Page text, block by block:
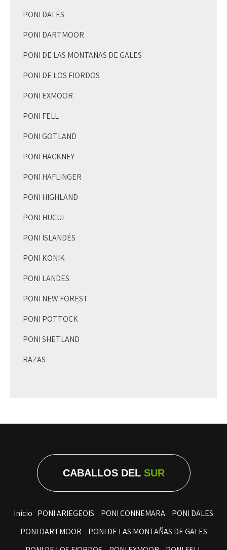
PONI DALES
PONI DARTMOOR
PONI DE LAS MONTAÑAS DE GALES
PONI DE LOS FIORDOS
PONI EXMOOR
PONI FELL
PONI GOTLAND
PONI HACKNEY
PONI HAFLINGER
PONI HIGHLAND
PONI HUCUL
PONI ISLANDÉS
PONI KONIK
PONI LANDES
PONI NEW FOREST
PONI POTTOCK
PONI SHETLAND
RAZAS
CABALLOS DEL SUR
Inicio PONI ARIEGEOIS PONI CONNEMARA
PONI DALES
PONI DARTMOOR
PONI DE LAS MONTAÑAS DE GALES